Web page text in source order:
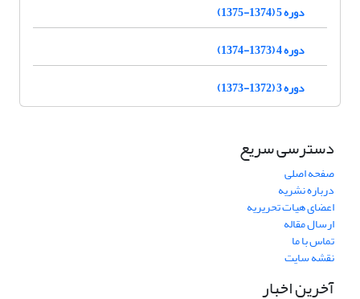
دوره 5 (1374-1375)
دوره 4 (1373-1374)
دوره 3 (1372-1373)
دسترسی سریع
صفحه اصلی
درباره نشریه
اعضای هیات تحریریه
ارسال مقاله
تماس با ما
نقشه سایت
آخرین اخبار